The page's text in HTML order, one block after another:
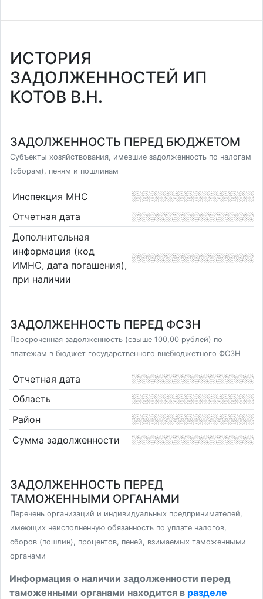
ИСТОРИЯ
ЗАДОЛЖЕННОСТЕЙ ИП
КОТОВ В.Н.
ЗАДОЛЖЕННОСТЬ ПЕРЕД БЮДЖЕТОМ
Субъекты хозяйствования, имевшие задолженность по налогам
(сборам), пеням и пошлинам
Инспекция МНС
Отчетная дата
Дополнительная
информация (код
ИМНС, дата погашения),
при наличии
ЗАДОЛЖЕННОСТЬ ПЕРЕД ФСЗН
Просроченная задолженность (свыше 100,00 рублей) по
платежам в бюджет государственного внебюджетного ФСЗН
Отчетная дата
Область
Район
Сумма задолженности
ЗАДОЛЖЕННОСТЬ ПЕРЕД
ТАМОЖЕННЫМИ ОРГАНАМИ
Перечень организаций и индивидуальных предпринимателей,
имеющих неисполненную обязанность по уплате налогов,
сборов (пошлин), процентов, пеней, взимаемых таможенными
органами
Информация о наличии задолженности перед
таможенными органами находится в разделе